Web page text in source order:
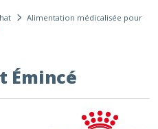
Alimentation médicalisée pour
Émincé